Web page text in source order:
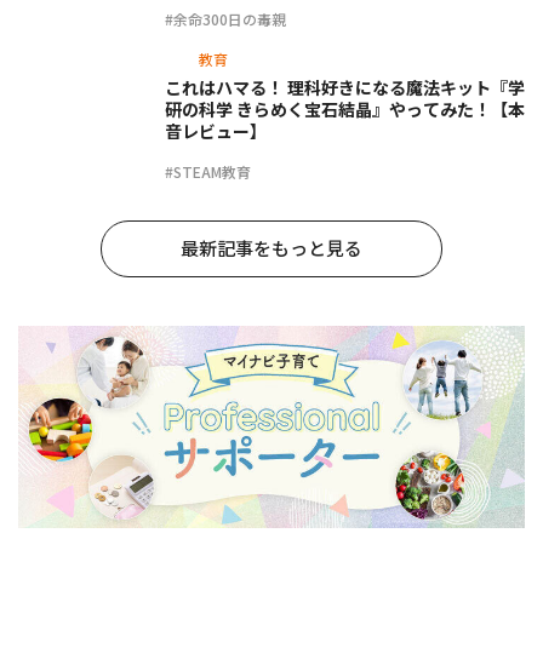
#余命300日の毒親
教育
#STEAM教育
これはハマる！ 理科好きになる魔法キット『学
研の科学 きらめく宝石結晶』やってみた！【本
音レビュー】
最新記事をもっと見る